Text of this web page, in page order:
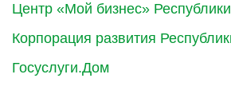
Центр «Мой бизнес»
Корпорация развития
Госуслуги.Дом